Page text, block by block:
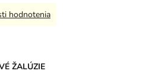
ŽALÚZIE
hodnotenia